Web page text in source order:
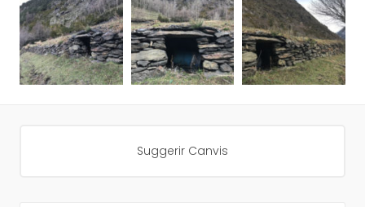
Suggerir Canvis